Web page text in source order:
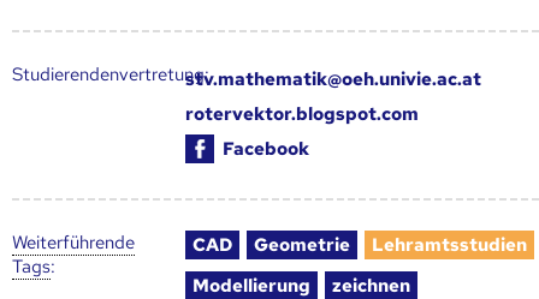
Studierendenvertretung:stv.mathematik@oeh.univie.ac.at
rotervektor.blogspot.com
Facebook
Weiter­führende
Tags:
CAD Geometrie
Lehramtsstudien
Modellierung
zeichnen